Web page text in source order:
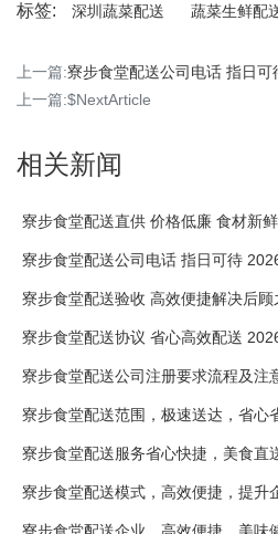
标签: 深圳蔬菜配送 蔬菜生鲜配
上一篇:寮步食堂配送公司电话 指日可
上一篇:$NextArticle
相关新闻
寮步食堂配送直供 价格低廉 食材新
寮步食堂配送公司电话 指日可待
寮步食堂配送验收 高效便捷解决后
寮步食堂配送协议 省心高效配送
寮步食堂配送公司注册要求流程及注
寮步食堂配送范围，极速送达，省心
寮步食堂配送服务省心快捷，美食直
寮步食堂配送模式，高效便捷，提升